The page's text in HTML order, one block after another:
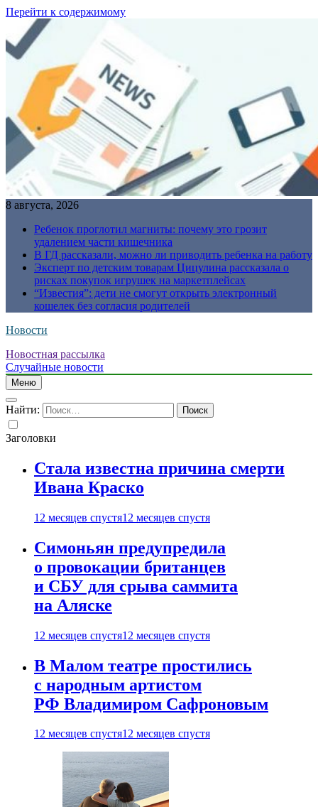
Перейти к содержимому
8 августа, 2026
Ребенок проглотил магниты: почему это грозит
удалением части кишечника
В ГД рассказали, можно ли приводить ребенка на работу
Эксперт по детским товарам Цицулина рассказала о
рисках покупок игрушек на маркетплейсах
“Известия”: дети не смогут открыть электронный
кошелек без согласия родителей
Новости
Новостная рассылка
Случайные новости
Меню
Найти:
Заголовки
Стала известна причина смерти
Ивана Краско
12 месяцев спустя12 месяцев спустя
Симоньян предупредила
о провокации британцев
и СБУ для срыва саммита
на Аляске
12 месяцев спустя12 месяцев спустя
В Малом театре простились
с народным артистом
РФ Владимиром Сафроновым
12 месяцев спустя12 месяцев спустя